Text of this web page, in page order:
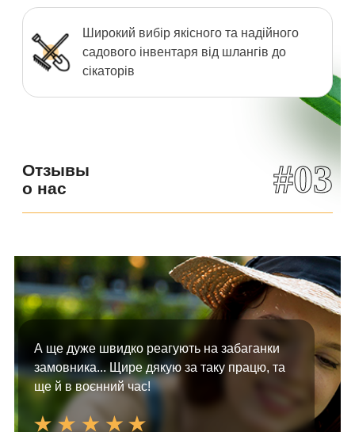
Широкий вибір якісного та надійного
садового інвентаря від шлангів до
сікаторів
Отзывы
о нас
#03
А ще дуже швидко реагують на забаганки
замовника... Щире дякую за таку працю, та
ще й в воєнний час!